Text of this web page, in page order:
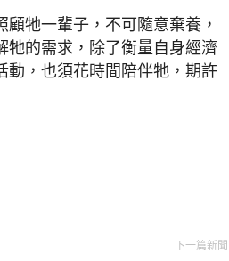
牠一輩子，不可隨意棄養，
牠的需求，除了衡量自身經濟
動，也須花時間陪伴牠，期許
下一篇新聞